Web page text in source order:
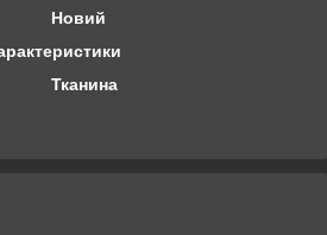
Новий
Тканина